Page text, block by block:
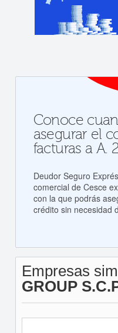
Conoce
asegurar el
facturas a A.
Deudor Seguro
comercial de Cesce
con la que podrás
crédito sin necesidad
Empresas
GROUP